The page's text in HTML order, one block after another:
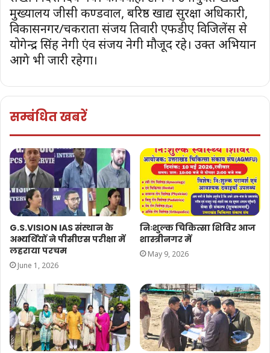
मुख्यालय जीसी कण्डवाल, बरिष्ठ खाद्य सुरक्षा अधिकारी,
विकासनगर/चकराता संजय तिवारी एफडीए विजिलेंस से
योगेन्द्र सिंह नेगी एंव संजय नेगी मौजूद रहे। उक्त अभियान
आगे भी जारी रहेगा।
सम्बंधित खबरें
G.S.VISION IAS संस्थान के
अभ्यर्थियों ने पीसीएस परीक्षा में
लहराया परचम
June 1, 2026
निःशुल्क चिकित्सा शिविर आज
शास्त्रीनगर में
May 9, 2026